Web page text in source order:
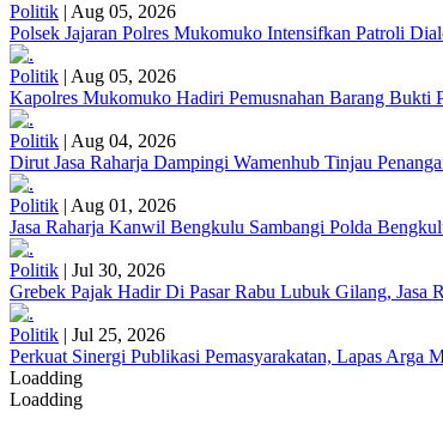
Politik | Aug 05, 2026
Polsek Jajaran Polres Mukomuko Intensifkan Patroli
Politik | Aug 05, 2026
Kapolres Mukomuko Hadiri Pemusnahan Barang Bukti
Politik | Aug 04, 2026
Dirut Jasa Raharja Dampingi Wamenhub Tinjau
Politik | Aug 01, 2026
Jasa Raharja Kanwil Bengkulu Sambangi Polda
Politik | Jul 30, 2026
Grebek Pajak Hadir Di Pasar Rabu Lubuk Gilang, Jasa
Politik | Jul 25, 2026
Perkuat Sinergi Publikasi Pemasyarakatan, Lapas Arga
Loadding
Loadding